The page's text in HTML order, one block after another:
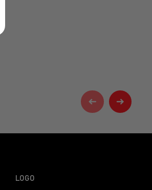
LOGO